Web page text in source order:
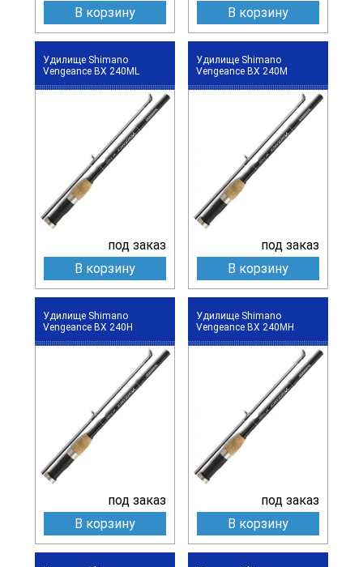
В корзину
В корзину
Удилище Shimano
Vengeance BX 240ML
под заказ
В корзину
Удилище Shimano
Vengeance BX 240M
под заказ
В корзину
Удилище Shimano
Vengeance BX 240H
под заказ
В корзину
Удилище Shimano
Vengeance BX 240MH
под заказ
В корзину